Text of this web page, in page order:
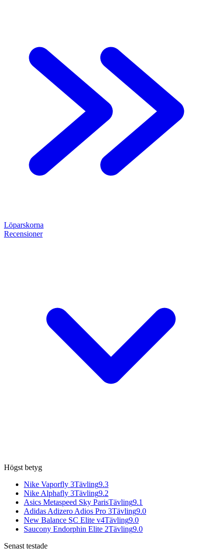
Löparskorna
Recensioner
Högst betyg
Nike Vaporfly 3Tävling9.3
Nike Alphafly 3Tävling9.2
Asics Metaspeed Sky ParisTävling9.1
Adidas Adizero Adios Pro 3Tävling9.0
New Balance SC Elite v4Tävling9.0
Saucony Endorphin Elite 2Tävling9.0
Senast testade